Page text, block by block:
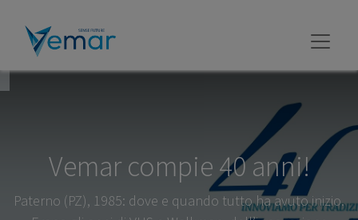
Vemar compie 40 anni!
Paterno (PZ), 1985: dove e quando tutto ha avuto inizio.